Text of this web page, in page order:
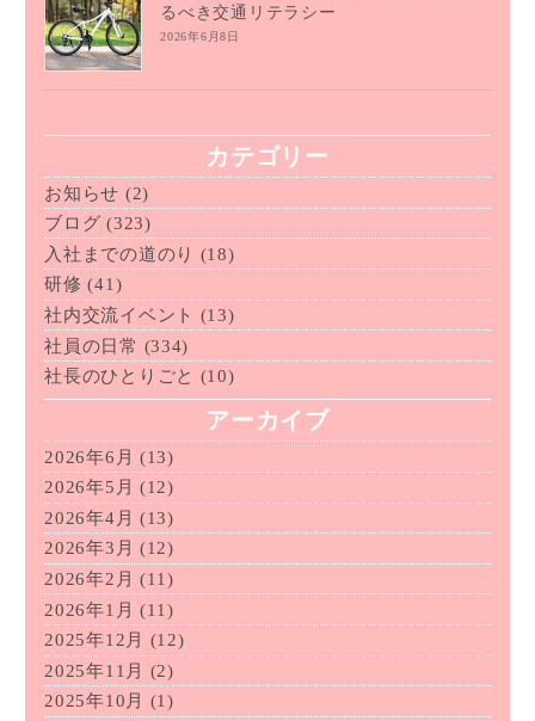
るべき交通リテラシー
2026年6月8日
カテゴリー
お知らせ (2)
ブログ (323)
入社までの道のり (18)
研修 (41)
社内交流イベント (13)
社員の日常 (334)
社長のひとりごと (10)
アーカイブ
2026年6月 (13)
2026年5月 (12)
2026年4月 (13)
2026年3月 (12)
2026年2月 (11)
2026年1月 (11)
2025年12月
(12)
2025年11月
(2)
2025年10月
(1)